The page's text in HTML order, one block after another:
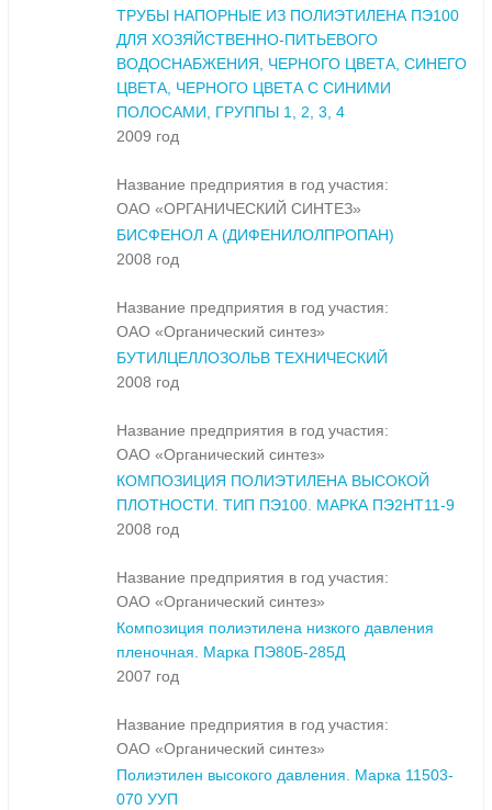
ТРУБЫ НАПОРНЫЕ ИЗ ПОЛИЭТИЛЕНА ПЭ100
ДЛЯ ХОЗЯЙСТВЕННО-ПИТЬЕВОГО
ВОДОСНАБЖЕНИЯ, ЧЕРНОГО ЦВЕТА, СИНЕГО
ЦВЕТА, ЧЕРНОГО ЦВЕТА С СИНИМИ
ПОЛОСАМИ, ГРУППЫ 1, 2, 3, 4
2009 год
Название предприятия в год участия:
ОАО «ОРГАНИЧЕСКИЙ СИНТЕЗ»
БИСФЕНОЛ А (ДИФЕНИЛОЛПРОПАН)
2008 год
Название предприятия в год участия:
ОАО «Органический синтез»
БУТИЛЦЕЛЛОЗОЛЬВ ТЕХНИЧЕСКИЙ
2008 год
Название предприятия в год участия:
ОАО «Органический синтез»
КОМПОЗИЦИЯ ПОЛИЭТИЛЕНА ВЫСОКОЙ
ПЛОТНОСТИ. ТИП ПЭ100. МАРКА ПЭ2НТ11-9
2008 год
Название предприятия в год участия:
ОАО «Органический синтез»
Композиция полиэтилена низкого давления
пленочная. Марка ПЭ80Б-285Д
2007 год
Название предприятия в год участия:
ОАО «Органический синтез»
Полиэтилен высокого давления. Марка 11503-
070 УУП